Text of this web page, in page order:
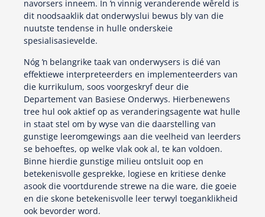
navorsers inneem. In ŉ vinnig veranderende wêreld is
dit noodsaaklik dat onderwyslui bewus bly van die
nuutste tendense in hulle onderskeie
spesialisasievelde.
Nóg ŉ belangrike taak van onderwysers is dié van
effektiewe interpreteerders en implementeerders van
die kurrikulum, soos voorgeskryf deur die
Departement van Basiese Onderwys. Hierbenewens
tree hul ook aktief op as veranderingsagente wat hulle
in staat stel om by wyse van die daarstelling van
gunstige leeromgewings aan die veelheid van leerders
se behoeftes, op welke vlak ook al, te kan voldoen.
Binne hierdie gunstige milieu ontsluit oop en
betekenisvolle gesprekke, logiese en kritiese denke
asook die voortdurende strewe na die ware, die goeie
en die skone betekenisvolle leer terwyl toeganklikheid
ook bevorder word.